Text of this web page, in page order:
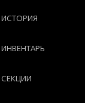
ИСТОРИЯ
ИНВЕНТАРЬ
СЕКЦИИ